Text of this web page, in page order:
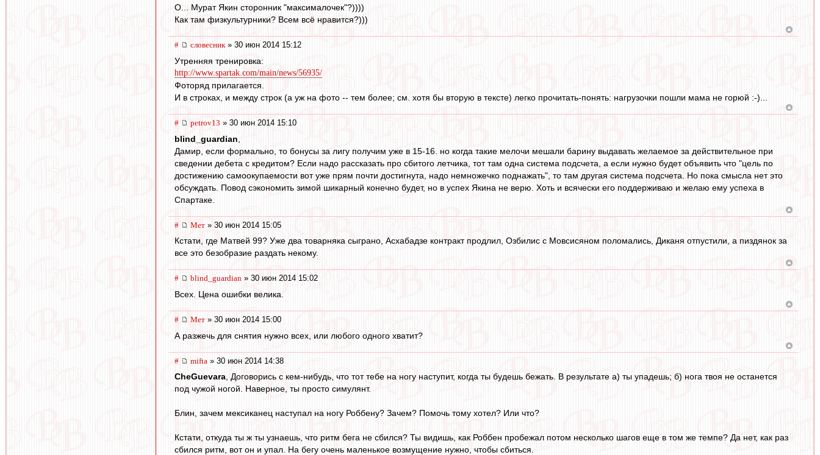
О... Мурат Якин сторонник "максималочек"?))))
Как там физкультурники? Всем всё нравится?)))
# словесник» 30 июн 2014 15:12
Утренняя тренировка:
http://www.spartak.com/main/news/56935/
Фоторяд прилагается.
И в строках, и между строк (а уж на фото -- тем более; см. хотя бы вторую в тексте) легко прочитать-понять: нагрузочки пошли мама не горюй :-)...
# petrov13 » 30 июн 2014 15:10
blind_guardian
Дамир, если формально, то бонусы за лигу получим уже в 15-16. но когда такие мелочи мешали барину выдавать желаемое за действительное при
сведении дебета с кредитом? Если надо рассказать про сбитого летчика, тот там одна система подсчета, а если нужно будет объявить что "цель по
достижению самоокупаемости вот уже прям почти достигнута, надо немножечко поднажать", то там другая система подсчета. Но пока смысла нет это
обсуждать. Повод сэкономить зимой шикарный конечно будет, но в успех Якина не верю. Хоть и всячески его поддерживаю и желаю ему успеха в
Спартаке.
# Мет » 30 июн 2014 15:05
Кстати, где Матвей 99? Уже два товарняка сыграно, Асхабадзе контракт продлил, Озбилис с Мовсисяном поломались, Диканя отпустили, а пиздянок за
все это безобразие раздать некому.
# blind_guardian » 30 июн 2014 15:02
Всех. Цена ошибки велика.
# Мет » 30 июн 2014 15:00
А разжечь для снятия нужно всех, или любого одного хватит?
# mifta » 30 июн 2014 14:38
CheGuevara, Договорись с кем-нибудь, что тот тебе на ногу наступит, когда ты будешь бежать. В результате а) ты упадешь; б) нога твоя не останется
под чужой ногой. Наверное, ты просто симулянт.
Блин, зачем мексиканец наступал на ногу Роббену? Зачем? Помочь тому хотел? Или что?
Кстати, откуда ты ж ты узнаешь, что ритм бега не сбился? Ты видишь, как Роббен пробежал потом несколько шагов еще в том же темпе? Да нет, как раз
сбился ритм, вот он и упал. На бегу очень маленькое возмущение нужно, чтобы сбиться.